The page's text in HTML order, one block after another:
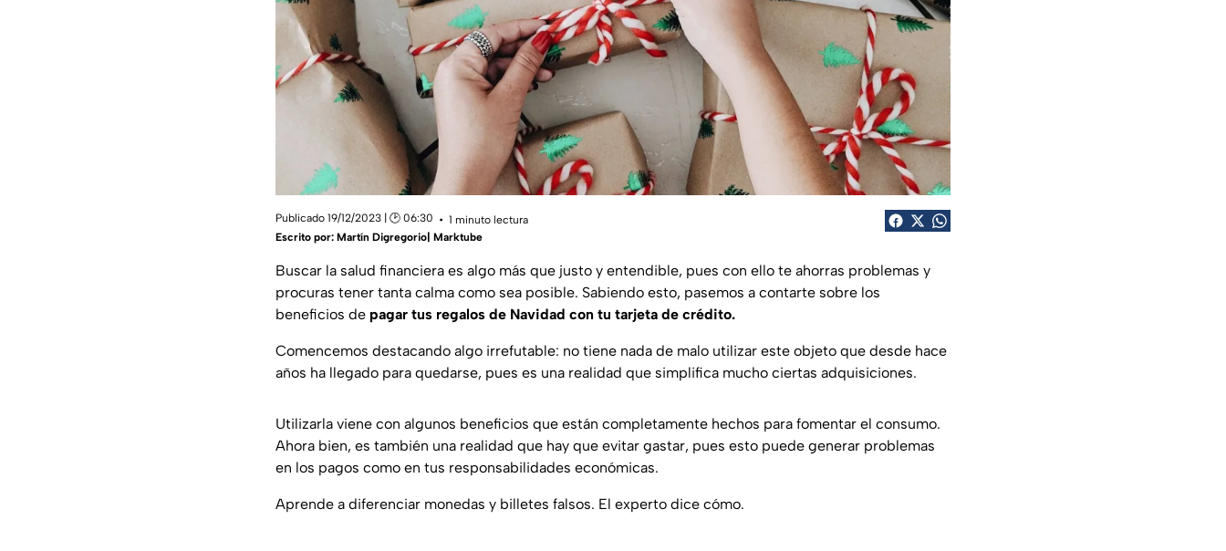
Publicado 19/12/2023 | 🕑 06:30
1 minuto lectura
Escrito por: Martín Digregorio| Marktube
Buscar la salud financiera es algo más que justo y entendible, pues con ello te ahorras problemas y
procuras tener tanta calma como sea posible. Sabiendo esto, pasemos a contarte sobre los
beneficios de pagar tus regalos de Navidad con tu tarjeta de crédito.
Comencemos destacando algo irrefutable: no tiene nada de malo utilizar este objeto que desde hace
años ha llegado para quedarse, pues es una realidad que simplifica mucho ciertas adquisiciones.
Utilizarla viene con algunos beneficios que están completamente hechos para fomentar el consumo.
Ahora bien, es también una realidad que hay que evitar gastar, pues esto puede generar problemas
en los pagos como en tus responsabilidades económicas.
Aprende a diferenciar monedas y billetes falsos. El experto dice cómo.